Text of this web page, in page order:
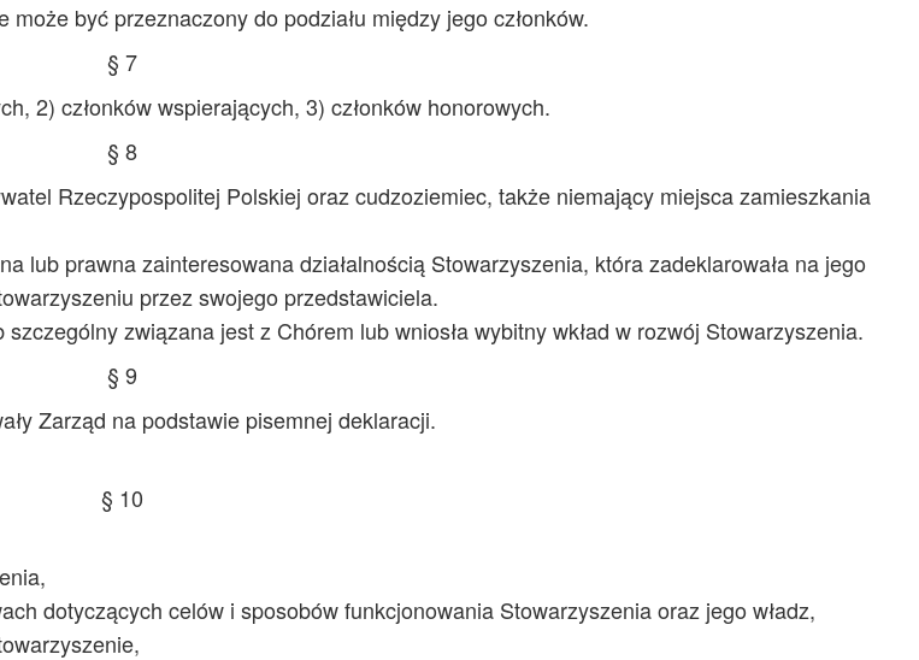
być przeznaczony do podziału między jego członków.
§ 7
2) członków wspierających, 3) członków honorowych.
§ 8
Rzeczypospolitej Polskiej oraz cudzoziemiec, także niemający miejsca zamieszkania
lub prawna zainteresowana działalnością Stowarzyszenia, która zadeklarowała na jego
przez swojego przedstawiciela.
związana jest z Chórem lub wniosła wybitny wkład w rozwój Stowarzyszenia.
§ 9
Zarząd na podstawie pisemnej deklaracji.
§ 10
dotyczących celów i sposobów funkcjonowania Stowarzyszenia oraz jego władz,